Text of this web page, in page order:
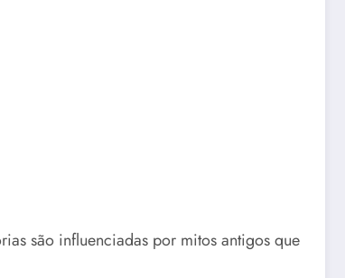
são influenciadas por mitos antigos que